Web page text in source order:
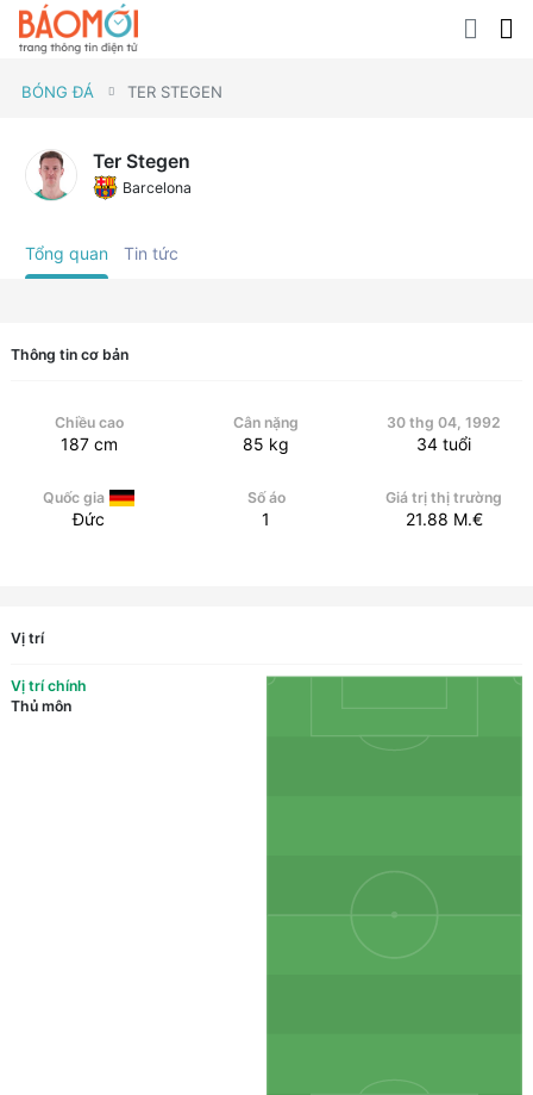
BÓNG ĐÁ TER STEGEN
Ter Stegen
Barcelona
Tổng quan Tin tức
Thông tin cơ bản
Chiều cao
187cm
Cân nặng
85 kg
30 thg 04, 1992
34 tuổi
Quốc gia
Đức
Số áo
1
Giá trị thị trường
21.88 M.€
Vị trí
Vị trí chính
Thủ môn